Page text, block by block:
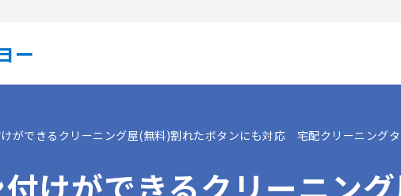
ー
ができるクリーニング屋(無料)割れたボタンにも対応 宅配クリーニン